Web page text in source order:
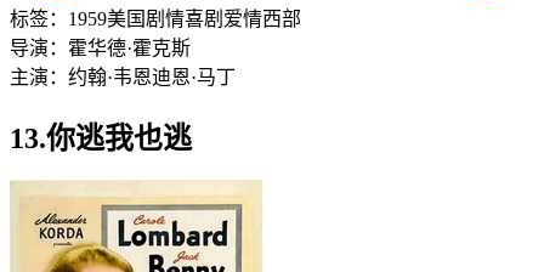
标签： 1959美国 剧情喜剧 爱情西部
导演： 霍华德·霍克斯
主演： 约翰·韦恩迪恩·马丁
13.你逃我也逃